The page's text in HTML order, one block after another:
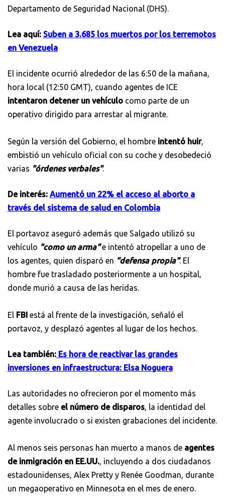
Departamento de Seguridad Nacional (DHS).
Lea aquí: Suben a 3.685 los muertos por los terremotos
en Venezuela
El incidente ocurrió alrededor de las 6:50 de la mañana,
hora local (12:50 GMT), cuando agentes de ICE
intentaron detener un vehículo como parte de un
operativo dirigido para arrestar al migrante.
Según la versión del Gobierno, el hombre intentó huir,
embistió un vehículo oficial con su coche y desobedeció
varias "órdenes verbales".
De interés: Aumentó un 22% el acceso al aborto a
través del sistema de salud en Colombia
El portavoz aseguró además que Salgado utilizó su
vehículo "como un arma"e intentó atropellar a uno de
los agentes, quien disparó en "defensa propia". El
hombre fue trasladado posteriormente a un hospital,
donde murió a causa de las heridas.
El FBI está al frente de la investigación, señaló el
portavoz, y desplazó agentes al lugar de los hechos.
Lea también: Es hora de reactivar las grandes
inversiones en infraestructura: Elsa Noguera
Las autoridades no ofrecieron por el momento más
detalles sobre el número de disparos, la identidad del
agente involucrado o si existen grabaciones del incidente.
Al menos seis personas han muerto a manos de agentes
de inmigración en EE.UU., incluyendo a dos ciudadanos
estadounidenses, Alex Pretty y Renée Goodman, durante
un megaoperativo en Minnesota en el mes de enero.